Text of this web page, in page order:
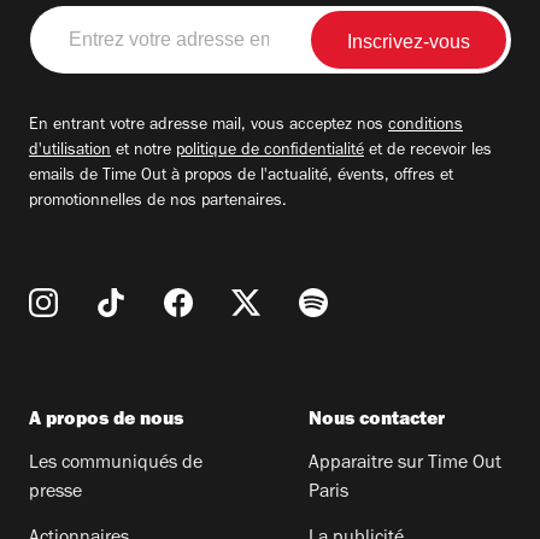
Entrez
votre
adresse
En entrant votre adresse mail, vous acceptez nos conditions
d'utilisation et notre politique de confidentialité et de recevoir les
emails de Time Out à propos de l'actualité, évents, offres et
promotionnelles de nos partenaires.
A propos de nous
Les communiqués de
presse
Nous contacter
Apparaitre sur Time Out
Paris